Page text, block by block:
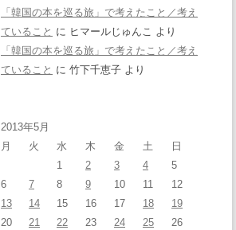
「韓国の本を巡る旅」で考えたこと／考え
ていること に ヒマールじゅんこ より
「韓国の本を巡る旅」で考えたこと／考え
ていること に 竹下千恵子 より
2013年5月
月
火 水 木 金 土
日
1
2 3 4
5
6
7 8 9 10 11
12
13
14 15 16 17 18
19
20
21 22 23 24 25
26